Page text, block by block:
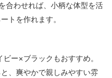
合わせれば、小柄な体型を活
トを作れます。
ー×ブラックもおすすめ。
、爽やかで親しみやすい雰